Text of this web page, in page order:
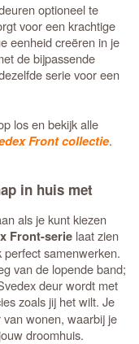
optioneel te
voor een krachtige
eenheid creëren in je
de bijpassende
serie voor een
los en bekijk alle
Front collectie.
in huis met
als je kunt kiezen
Front-serie laat zien
samenwerken.
van de lopende band;
deur wordt met
zoals jij het wilt. Je
wonen, waarbij je
droomhuis.